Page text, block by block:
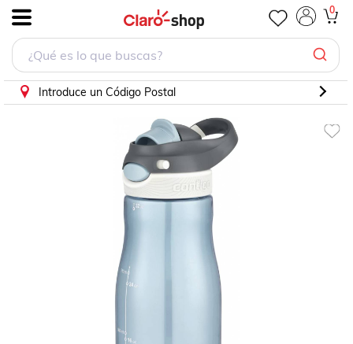
0
Introduce un Código Postal
Botella para Agua 946 ml 32 oz Contigo Libre BPA